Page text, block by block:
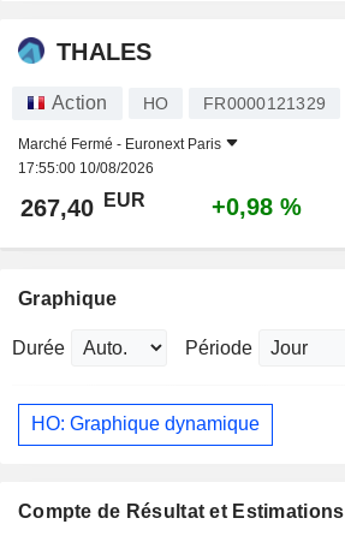
THALES
Action HO FR0000121329
Marché Fermé - Euronext Paris
17:55:00 10/08/2026
267,40 EUR +0,98 %
Graphique
Durée Période
HO: Graphique dynamique
Compte de Résultat et Estimations